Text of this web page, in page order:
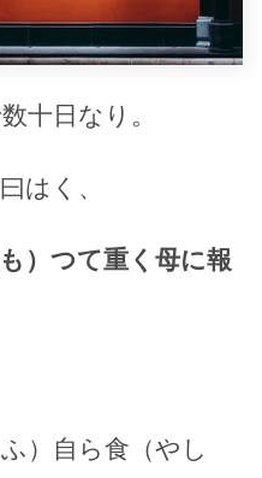
十日なり。
はく、
）つて重く母に報
）自ら食（やし